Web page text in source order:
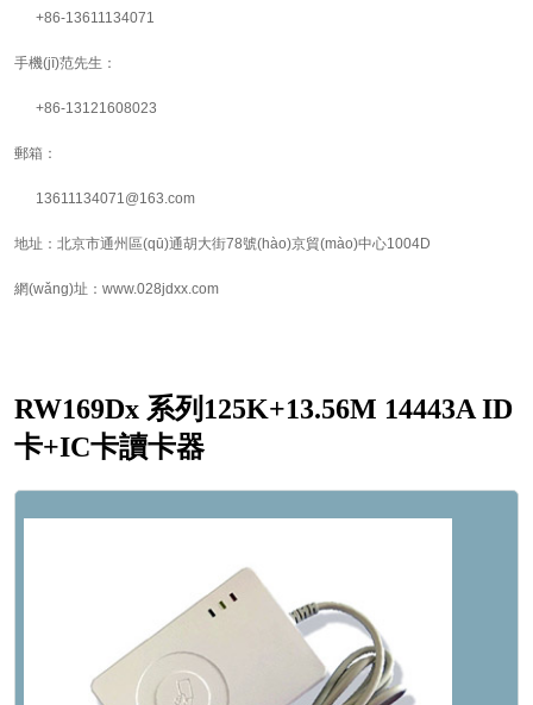
+86-13611134071
手機(jī)范先生：
+86-13121608023
郵箱：
13611134071@163.com
地址：北京市通州區(qū)通胡大街78號(hào)京貿(mào)中心1004D
網(wǎng)址：www.028jdxx.com
RW169Dx 系列125K+13.56M 14443A ID
卡+IC卡讀卡器